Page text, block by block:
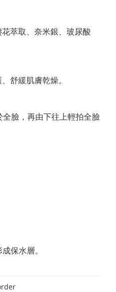
萃取、奈米銀、玻尿酸
舒緩肌膚乾燥。
臉，再由下往上輕拍全臉
保水層。